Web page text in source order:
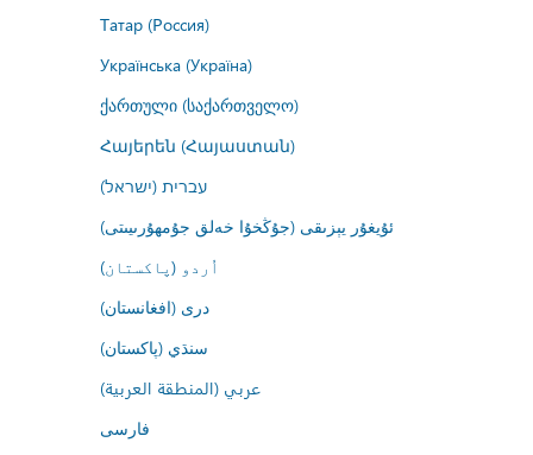
Татар (Россия)
Українська (Україна)
ქართული (საქართველო)
Հայերեն (Հայաստան)
עברית (ישראל)
ئۇيغۇر يېزىقى (جۇڭخۇا خەلق جۇمھۇرىيىتى)
اُردو (پاکستان)
درى (افغانستان)
سنڌي (پاکستان)
عربي (المنطقة العربية)
فارسى